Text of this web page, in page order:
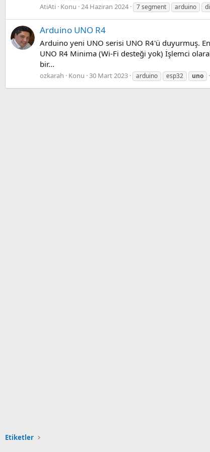
AtiAti Konu 24 Haziran 2024 7 segment arduino
Arduino UNO R4
Arduino yeni UNO serisi UNO R4'ü duyurmuş.
UNO R4 Minima (Wi-Fi desteği yok) İşlemci
bir...
ozkarah Konu 30 Mart 2023 arduino esp32 uno
Etiketler